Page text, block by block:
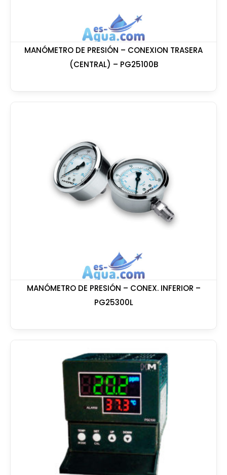
MANÓMETRO DE PRESIÓN – CONEXION TRASERA
(CENTRAL) – PG25100B
MANÓMETRO DE PRESIÓN – CONEX. INFERIOR –
PG25300L